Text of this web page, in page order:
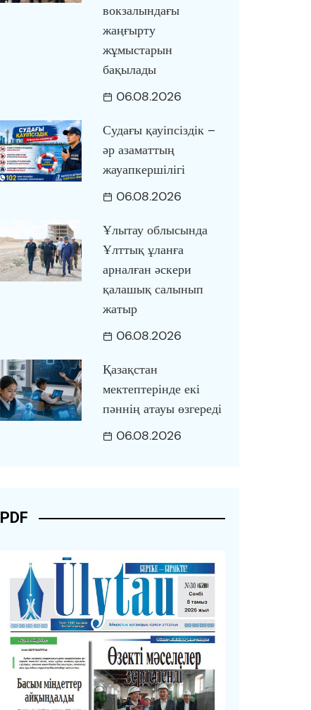
вокзалындағы
жаңғырту
жұмыстарын
бақылады
06.08.2026
Судағы қауіпсіздік –
әр азаматтың
жауапкершілігі
06.08.2026
Ұлытау облысында
Ұлттық ұланға
арналған әскери
қалашық салынып
жатыр
06.08.2026
Қазақстан
мектептерінде екі
пәннің атауы өзгереді
06.08.2026
PDF